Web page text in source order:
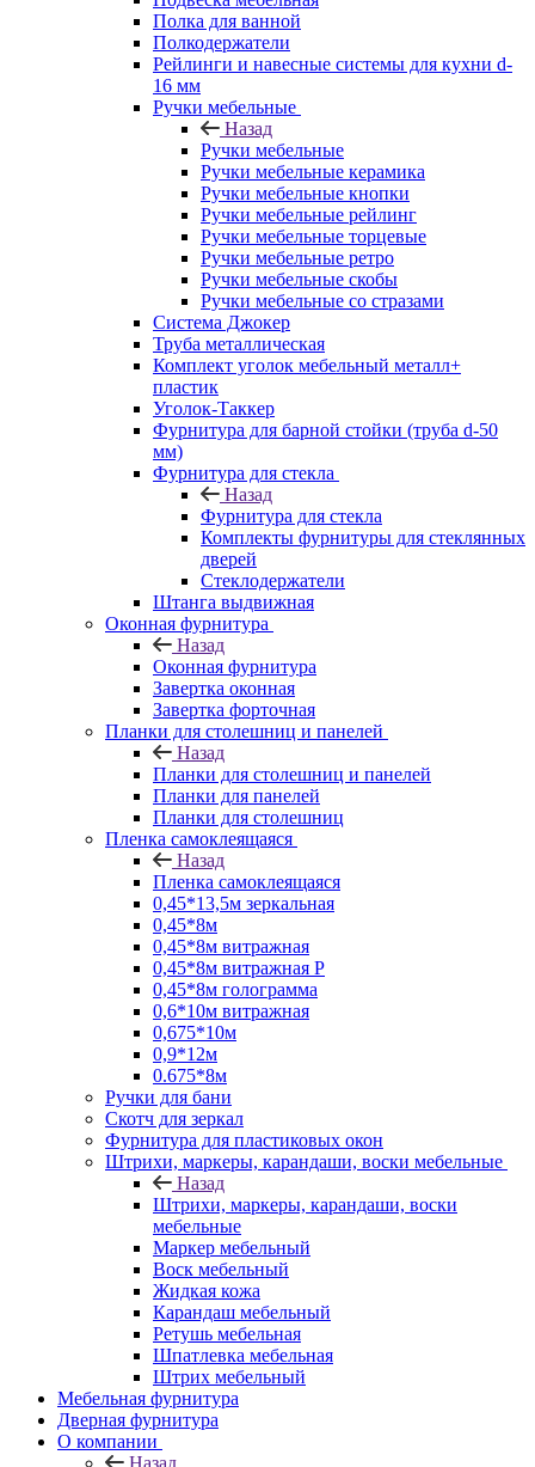
Полка для ванной
Полкодержатели
Рейлинги и навесные системы для кухни d-
16 мм
Ручки мебельные
Назад
Ручки мебельные
Ручки мебельные керамика
Ручки мебельные кнопки
Ручки мебельные рейлинг
Ручки мебельные торцевые
Ручки мебельные ретро
Ручки мебельные скобы
Ручки мебельные со стразами
Система Джокер
Труба металлическая
Комплект уголок мебельный металл+
пластик
Уголок-Таккер
Фурнитура для барной стойки (труба d-50
мм)
Фурнитура для стекла
Назад
Фурнитура для стекла
Комплекты фурнитуры для стеклянных
дверей
Стеклодержатели
Штанга выдвижная
Оконная фурнитура
Назад
Оконная фурнитура
Завертка оконная
Завертка форточная
Планки для столешниц и панелей
Назад
Планки для столешниц и панелей
Планки для панелей
Планки для столешниц
Пленка самоклеящаяся
Назад
Пленка самоклеящаяся
0,45*13,5м зеркальная
0,45*8м
0,45*8м витражная
0,45*8м витражная Р
0,45*8м голограмма
0,6*10м витражная
0,675*10м
0,9*12м
0.675*8м
Ручки для бани
Скотч для зеркал
Фурнитура для пластиковых окон
Штрихи, маркеры, карандаши, воски мебельные
Назад
Штрихи, маркеры, карандаши, воски
мебельные
Маркер мебельный
Воск мебельный
Жидкая кожа
Карандаш мебельный
Ретушь мебельная
Шпатлевка мебельная
Штрих мебельный
Мебельная фурнитура
Дверная фурнитура
О компании
Назад